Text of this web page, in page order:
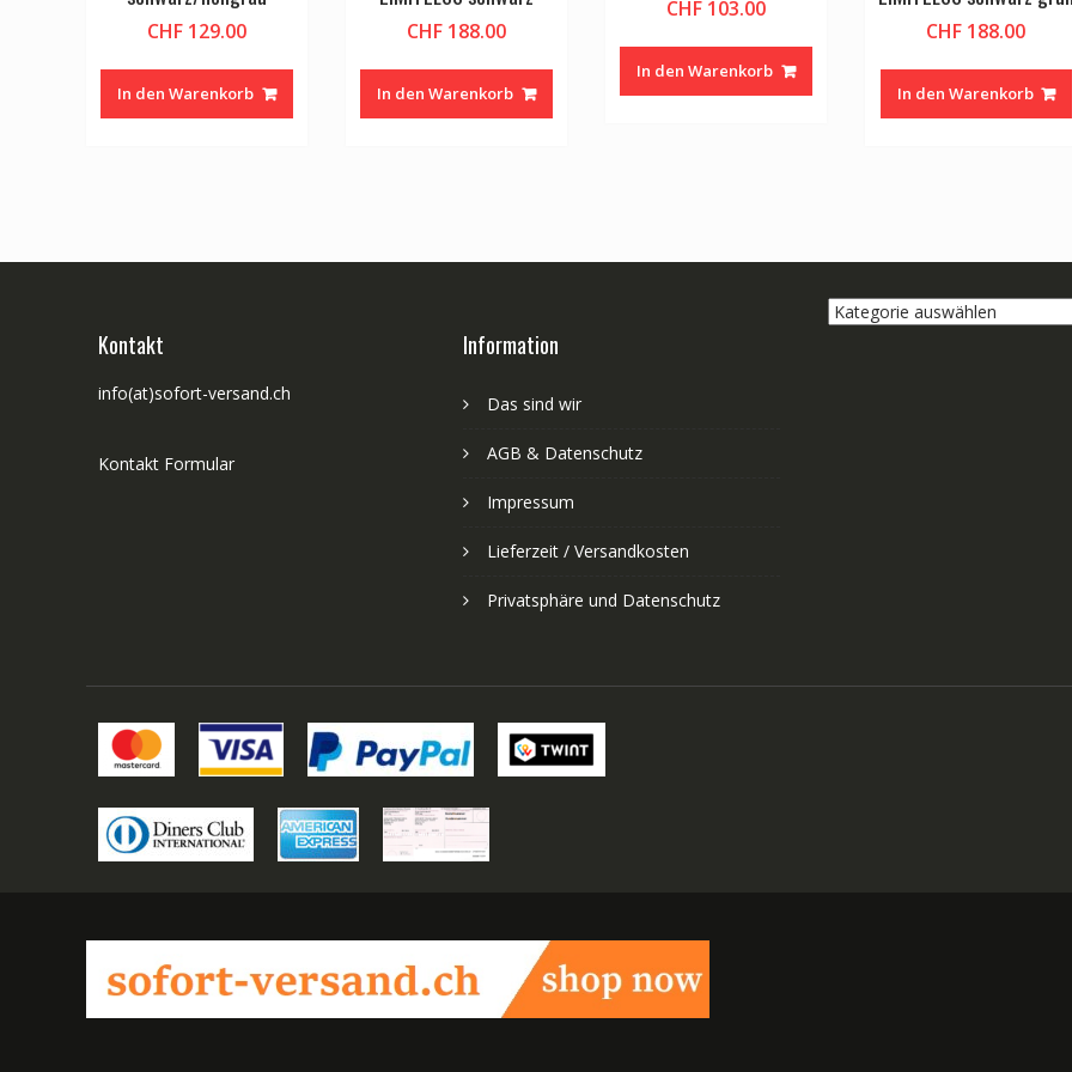
CHF 129.00
In den Warenkorb
CHF 188.00
In den Warenkorb
CHF 103.00
In den Warenkorb
CHF 188.00
In den Warenkorb
Kontakt
info(at)sofort-versand.ch
Kontakt Formular
Information
Das sind wir
AGB & Datenschutz
Impressum
Lieferzeit / Versandkosten
Privatsphäre und Datenschutz
Kategorie